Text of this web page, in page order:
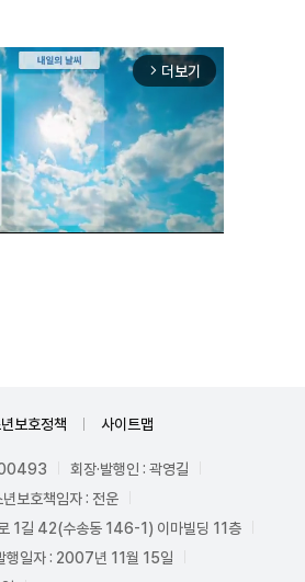
arrow_forward_ios 더보기
보호정책 사이트맵
00493
회장·발행인 : 곽영길
년보호책임자 : 전운
1길 42(수송동 146-1) 이마빌딩 11층
행일자 : 2007년 11월 15일